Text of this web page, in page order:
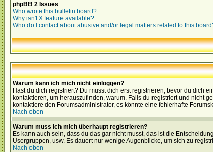
phpBB 2 Issues
Who wrote this bulletin board?
Why isn't X feature available?
Who do I contact about abusive and/or legal matters related to this
Warum kann ich mich nicht einloggen?
Hast du dich registriert? Du musst dich erst registrieren, bevor du dich
kontaktieren, um herauszufinden, warum. Falls du registriert und nicht
kontaktiere den Forumsadministrator, es könnte eine fehlerhafte
Nach oben
Warum muss ich mich überhaupt registrieren?
Es kann auch sein, dass du das gar nicht musst, das ist die
Usergruppen, usw. Es dauert nur wenige Augenblicke, um sich zu
Nach oben